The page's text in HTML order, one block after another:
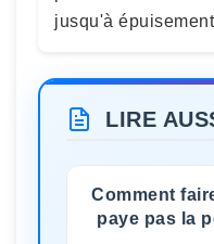
jusqu'à
LIRE
Comment
paye pas la